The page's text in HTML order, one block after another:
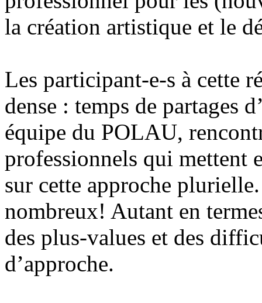
la création artistique et le
Les participant-e-s à cette
dense : temps de partages
équipe du POLAU,
professionnels qui mettent
sur cette approche
nombreux! Autant en
des plus-values et des
d’approche.